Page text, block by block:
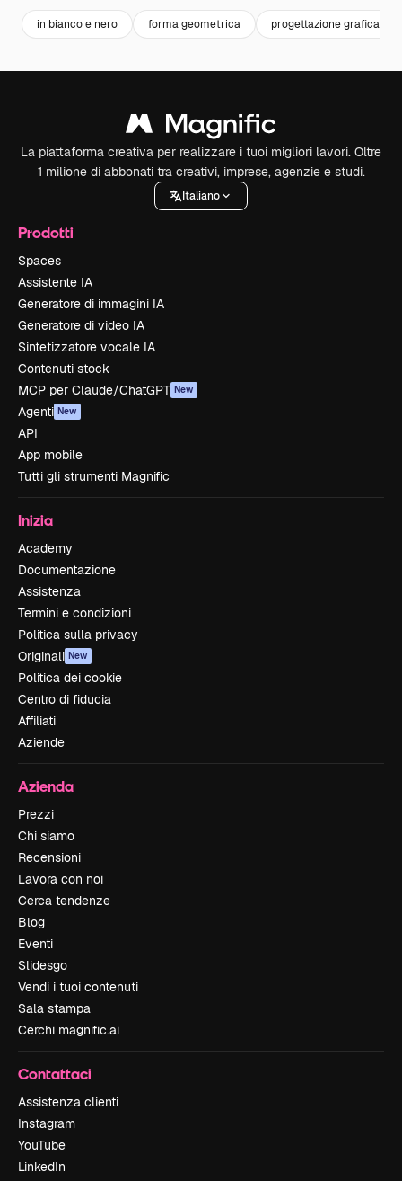
in bianco e nero forma geometrica progettazione grafica
La piattaforma creativa per realizzare i tuoi migliori lavori. Oltre
1 milione di abbonati tra creativi, imprese, agenzie e studi.
Italiano
Prodotti
Spaces
Assistente IA
Generatore di immagini IA
Generatore di video IA
Sintetizzatore vocale IA
Contenuti stock
MCP per Claude/ChatGPT New
Agenti New
API
App mobile
Tutti gli strumenti Magnific
Inizia
Academy
Documentazione
Assistenza
Termini e condizioni
Politica sulla privacy
Originali New
Politica dei cookie
Centro di fiducia
Affiliati
Aziende
Azienda
Prezzi
Chi siamo
Recensioni
Lavora con noi
Cerca tendenze
Blog
Eventi
Slidesgo
Vendi i tuoi contenuti
Sala stampa
Cerchi magnific.ai
Contattaci
Assistenza clienti
Instagram
YouTube
LinkedIn